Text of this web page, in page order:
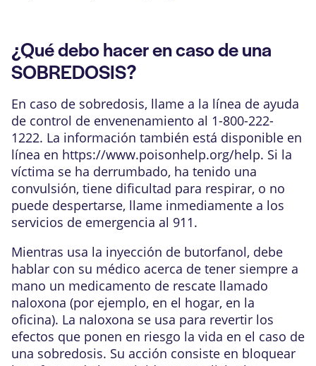
¿Qué debo hacer en caso de una
SOBREDOSIS?
En caso de sobredosis, llame a la línea de ayuda
de control de envenenamiento al 1-800-222-
1222. La información también está disponible en
línea en https://www.poisonhelp.org/help. Si la
víctima se ha derrumbado, ha tenido una
convulsión, tiene dificultad para respirar, o no
puede despertarse, llame inmediamente a los
servicios de emergencia al 911.
Mientras usa la inyección de butorfanol, debe
hablar con su médico acerca de tener siempre a
mano un medicamento de rescate llamado
naloxona (por ejemplo, en el hogar, en la
oficina). La naloxona se usa para revertir los
efectos que ponen en riesgo la vida en el caso de
una sobredosis. Su acción consiste en bloquear